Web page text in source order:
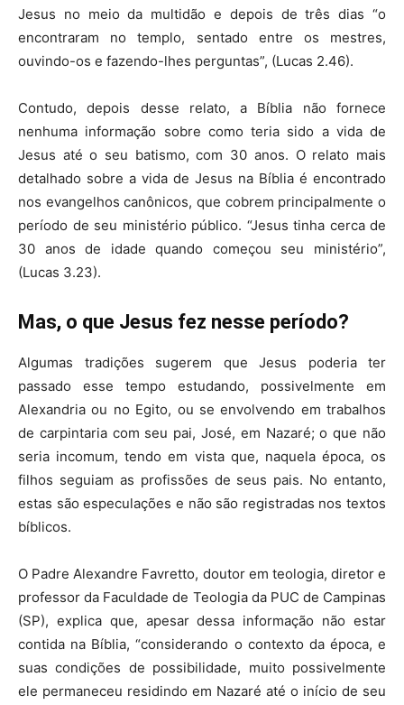
Jesus no meio da multidão e depois de três dias “o
encontraram no templo, sentado entre os mestres,
ouvindo-os e fazendo-lhes perguntas”, (Lucas 2.46).
Contudo, depois desse relato, a Bíblia não fornece
nenhuma informação sobre como teria sido a vida de
Jesus até o seu batismo, com 30 anos. O relato mais
detalhado sobre a vida de Jesus na Bíblia é encontrado
nos evangelhos canônicos, que cobrem principalmente o
período de seu ministério público. “Jesus tinha cerca de
30 anos de idade quando começou seu ministério”,
(Lucas 3.23).
Mas, o que Jesus fez nesse período?
Algumas tradições sugerem que Jesus poderia ter
passado esse tempo estudando, possivelmente em
Alexandria ou no Egito, ou se envolvendo em trabalhos
de carpintaria com seu pai, José, em Nazaré; o que não
seria incomum, tendo em vista que, naquela época, os
filhos seguiam as profissões de seus pais. No entanto,
estas são especulações e não são registradas nos textos
bíblicos.
O Padre Alexandre Favretto, doutor em teologia, diretor e
professor da Faculdade de Teologia da PUC de Campinas
(SP), explica que, apesar dessa informação não estar
contida na Bíblia, “considerando o contexto da época, e
suas condições de possibilidade, muito possivelmente
ele permaneceu residindo em Nazaré até o início de seu